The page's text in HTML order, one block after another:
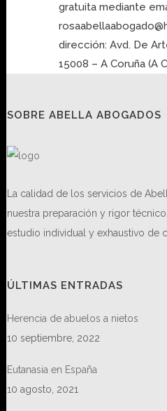
gratuita mediante
dirección: Avd. De
15008 – A Coruña (A
SOBRE ABELLA ABOGADOS
La calidad de los servicios de
nuestra preparación y rigor
estudio individual y exhaustivo de
ÚLTIMAS ENTRADAS
Herencia de abuelos a nietos
10 septiembre, 2022
Eutanasia en España
10 agosto, 2021